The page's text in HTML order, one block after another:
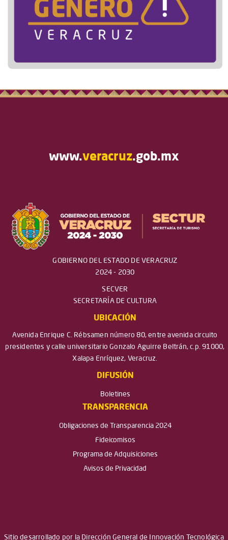
www.veracruz.gob.mx
GOBIERNO DEL ESTADO DE VERACRUZ
2024 - 2030
SECVER
SECRETARÍA DE CULTURA
UBICACIÓN
Avenida Enrique C. Rébsamen número 80, entre avenida circuito
presidentes y calle universitario Gonzalo Aguirre Beltrán, c.p. 91000,
Xalapa Enríquez, Veracruz.
DIFUSIÓN
Boletines
TRANSPARENCIA
Obligaciones de Transparencia 2024
Fideicomisos
Programa de Adquisiciones
Avisos de Privacidad
Sitio desarrollado por la Dirección General de Innovación Tecnológica